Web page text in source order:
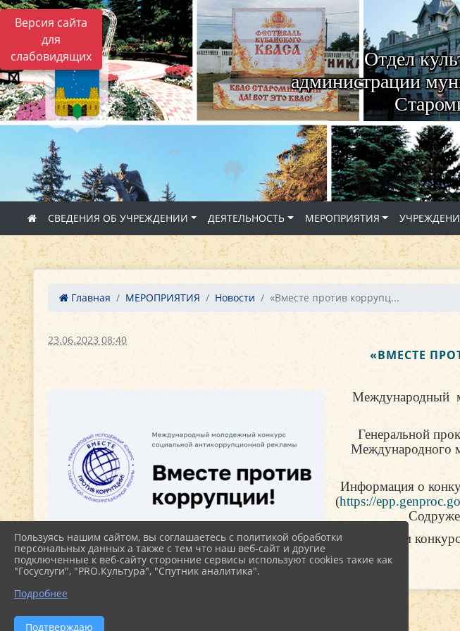
Версия сайта
для
слабовидящих
Отдел
администрации
СВЕДЕНИЯ ОБ УЧРЕЖДЕНИИ ДЕЯТЕЛЬНОСТЬ МЕРОПРИЯТИЯ
Главная МЕРОПРИЯТИЯ Новости «Вместе против коррупц...
23.06.2023 08:40
«ВМЕСТЕ
Международный
Генеральной
Международного
Информация о
(https://
Прием
Пользуясь нашим сайтом, вы соглашаетесь с политикой обработки
персональных данных а также с тем что наш веб-сайт и другие
подключенные к веб-сайту сторонние сервисы используют cookies такие как
"Госуслуги", "PRO.Культура", "Спутник аналитика".
Подробнее
Подтверждаю